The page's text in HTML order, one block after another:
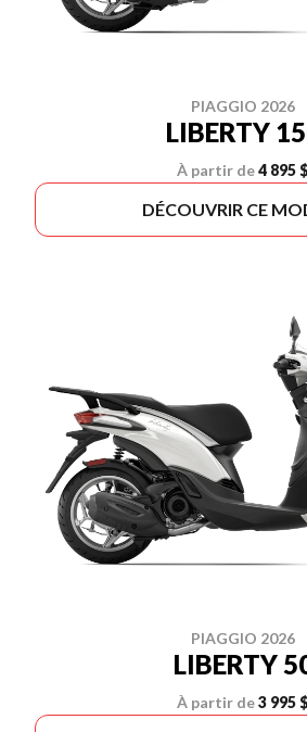
PIAGGIO 2026
LIBERTY
À partir de4 895
DÉCOUVRIR CE
PIAGGIO 2026
LIBERTY
À partir de3 995